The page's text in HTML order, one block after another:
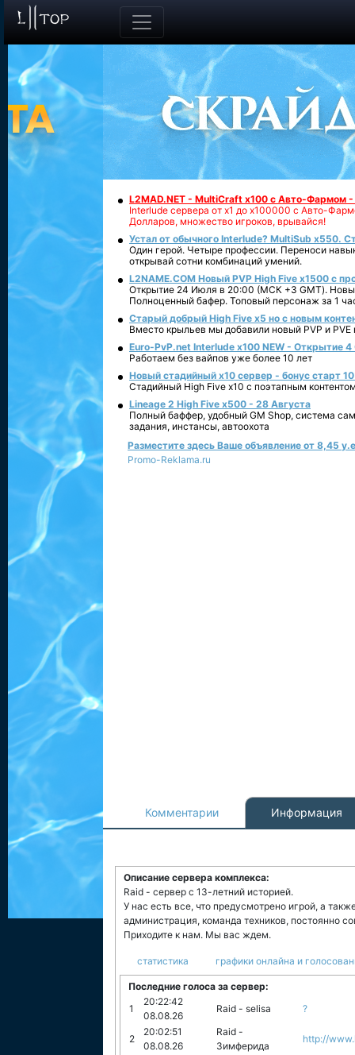
L2MAD.NET - MultiCraft x100 с Авто-Фармом
Interlude сервера от х1 до х100000 с Авто-
Долларов, множество игроков, врывайся!
Устал от обычного Interlude? MultiSub x550.
Один герой. Четыре профессии. Переноси
открывай сотни комбинаций умений.
L2NAME.COM Новый PVP High Five x1500 с
Открытие 24 Июля в 20:00 (МСК +3 GMT).
Полноценный бафер. Топовый персонаж за 1
Старый добрый High Five x5 но с новым
Вместо крыльев мы добавили новый PVP и PVE
Euro-PvP.net Interlude х100 NEW - Открытие 4
Работаем без вайпов уже более 10 лет
Новый стадийный х10 сервер - бонус старт
Стадийный High Five x10 с поэтапным
Lineage 2 High Five x500 - 28 Августа
Полный баффер, удобный GM Shop, система
задания, инстансы, автоохота
Разместите здесь Ваше объявление от 8,45
Promo-Reklama.ru
Комментарии Информация
Описание сервера комплекса:
Raid - сервер с 13-летний историей.
У нас есть все, что предусмотрено игрой, а
администрация, команда техников, постоянно
Приходите к нам. Мы вас ждем.
статистика графики онлайна и
Последние голоса за сервер:
1
20:22:42
08.08.26
Raid - selisa ?
2
20:02:51
08.08.26
Raid -
Зимферида
http://